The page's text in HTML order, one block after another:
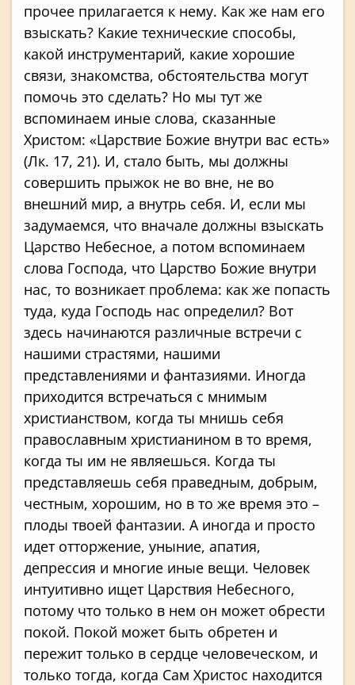
прочее прилагается к нему. Как же нам его
взыскать? Какие технические способы,
какой инструментарий, какие хорошие
связи, знакомства, обстоятельства могут
помочь это сделать? Но мы тут же
вспоминаем иные слова, сказанные
Христом: «Царствие Божие внутри вас есть»
(Лк. 17, 21). И, стало быть, мы должны
совершить прыжок не во вне, не во
внешний мир, а внутрь себя. И, если мы
задумаемся, что вначале должны взыскать
Царство Небесное, а потом вспоминаем
слова Господа, что Царство Божие внутри
нас, то возникает проблема: как же попасть
туда, куда Господь нас определил? Вот
здесь начинаются различные встречи с
нашими страстями, нашими
представлениями и фантазиями. Иногда
приходится встречаться с мнимым
христианством, когда ты мнишь себя
православным христианином в то время,
когда ты им не являешься. Когда ты
представляешь себя праведным, добрым,
честным, хорошим, но в то же время это –
плоды твоей фантазии. А иногда и просто
идет отторжение, уныние, апатия,
депрессия и многие иные вещи. Человек
интуитивно ищет Царствия Небесного,
потому что только в нем он может обрести
покой. Покой может быть обретен и
пережит только в сердце человеческом, и
только тогда, когда Сам Христос находится